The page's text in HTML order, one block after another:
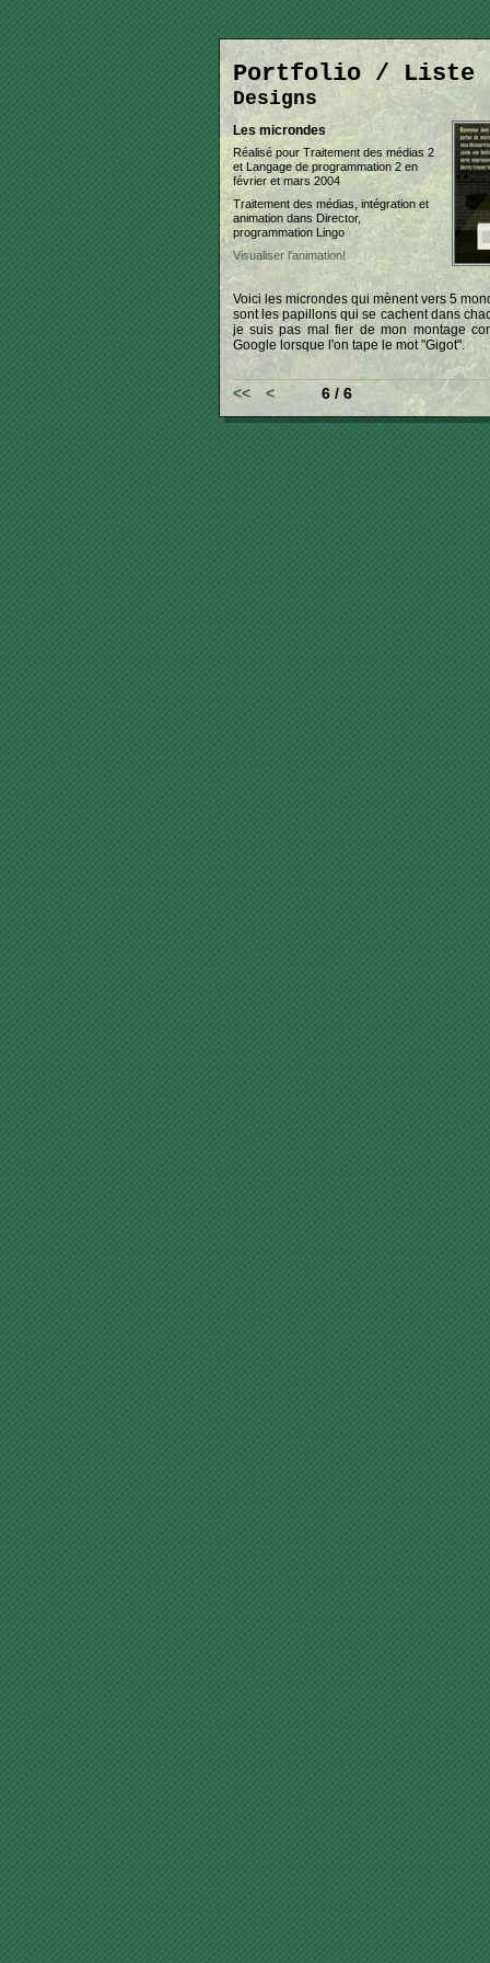
Portfolio / Liste
Designs
Les microndes
Réalisé pour Traitement des médias 2
et Langage de programmation 2 en
février et mars 2004
Traitement des médias, intégration et
animation dans Director,
programmation Lingo
Visualiser l'animation!
Voici les microndes qui mènent vers 5
sont les papillons qui se cachent dans
je suis pas mal fier de mon montage
Google lorsque l'on tape le mot "Gigot".
<< < 6 / 6